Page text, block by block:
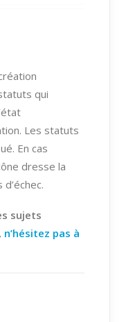
qui
Les statuts
En cas
dresse la
sujets
n’hésitez pas à